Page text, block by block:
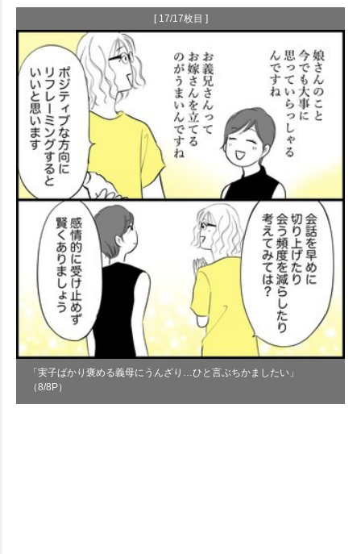
[ 17/17枚目 ]
「実子ばかり褒める義母にうんざり…ひと言ぶちかましたい」
（8/8P）